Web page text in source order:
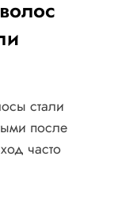
стали
после
часто